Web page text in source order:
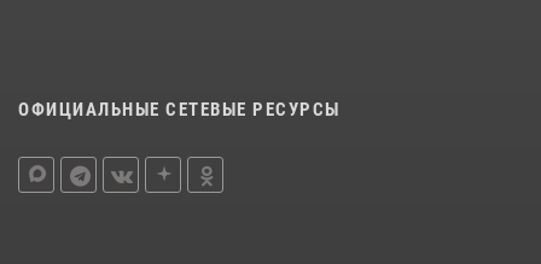
ОФИЦИАЛЬНЫЕ СЕТЕВЫЕ РЕСУРСЫ